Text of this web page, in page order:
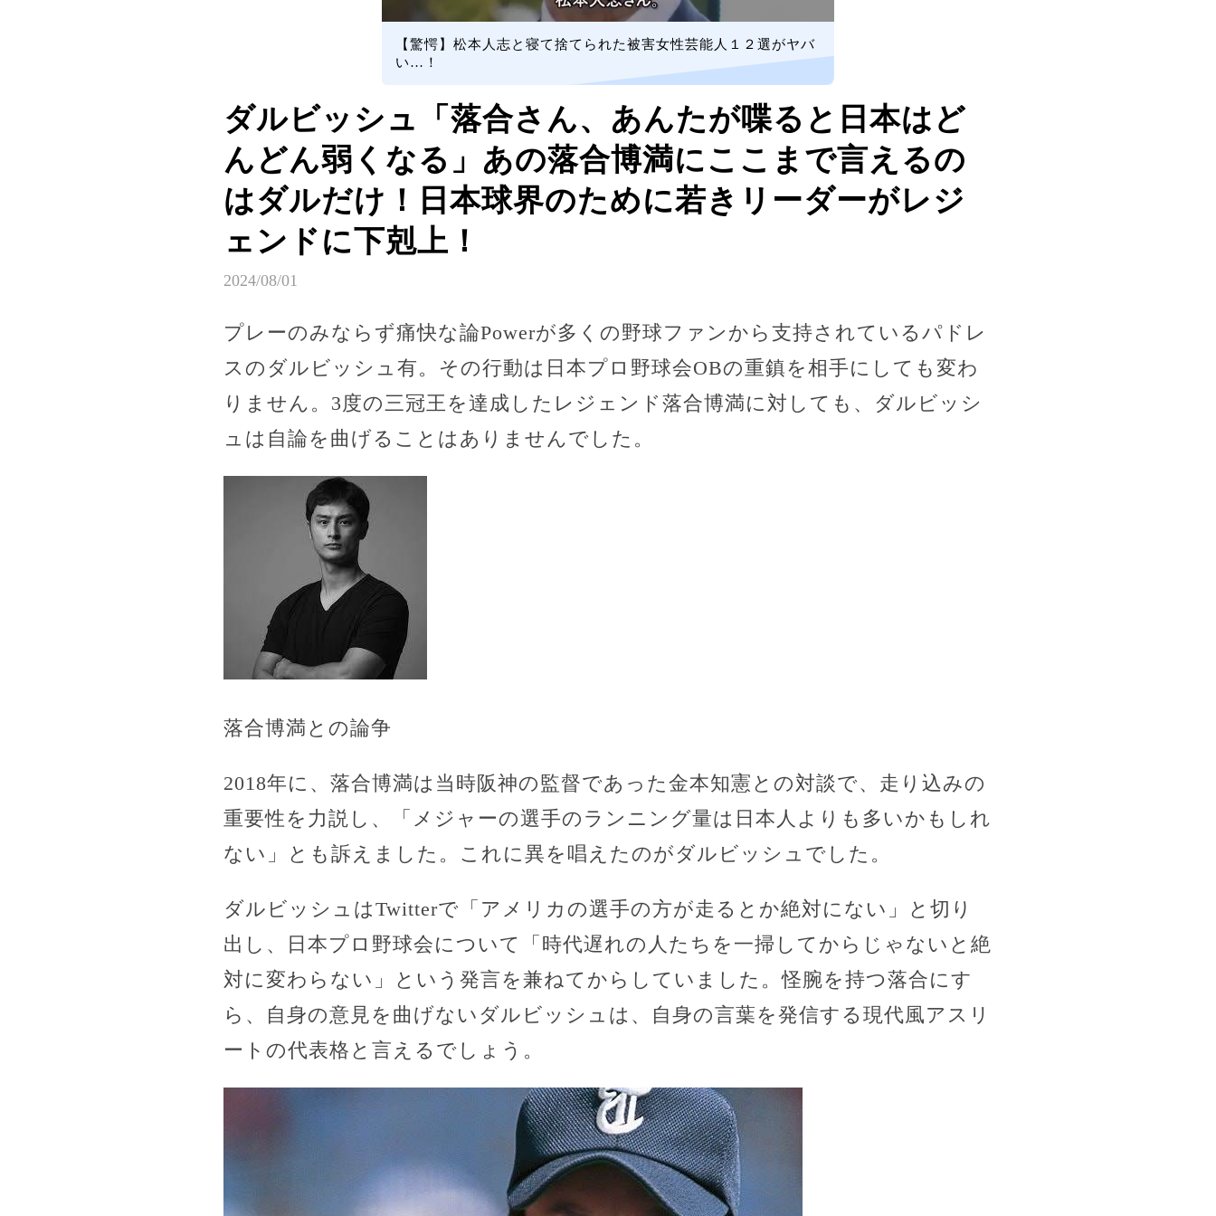
【驚愕】松本人志と寝て捨てられた被害女性芸能人１２選がヤバ
い…！
ダルビッシュ「落合さん、あんたが喋ると日本はど
んどん弱くなる」あの落合博満にここまで言えるの
はダルだけ！日本球界のために若きリーダーがレジ
ェンドに下剋上！
2024/08/01
プレーのみならず痛快な論Powerが多くの野球ファンから支持されているパドレ
スのダルビッシュ有。その行動は日本プロ野球会OBの重鎮を相手にしても変わ
りません。3度の三冠王を達成したレジェンド落合博満に対しても、ダルビッシ
ュは自論を曲げることはありませんでした。
落合博満との論争
2018年に、落合博満は当時阪神の監督であった金本知憲との対談で、走り込みの
重要性を力説し、「メジャーの選手のランニング量は日本人よりも多いかもしれ
ない」とも訴えました。これに異を唱えたのがダルビッシュでした。
ダルビッシュはTwitterで「アメリカの選手の方が走るとか絶対にない」と切り
出し、日本プロ野球会について「時代遅れの人たちを一掃してからじゃないと絶
対に変わらない」という発言を兼ねてからしていました。怪腕を持つ落合にす
ら、自身の意見を曲げないダルビッシュは、自身の言葉を発信する現代風アスリ
ートの代表格と言えるでしょう。